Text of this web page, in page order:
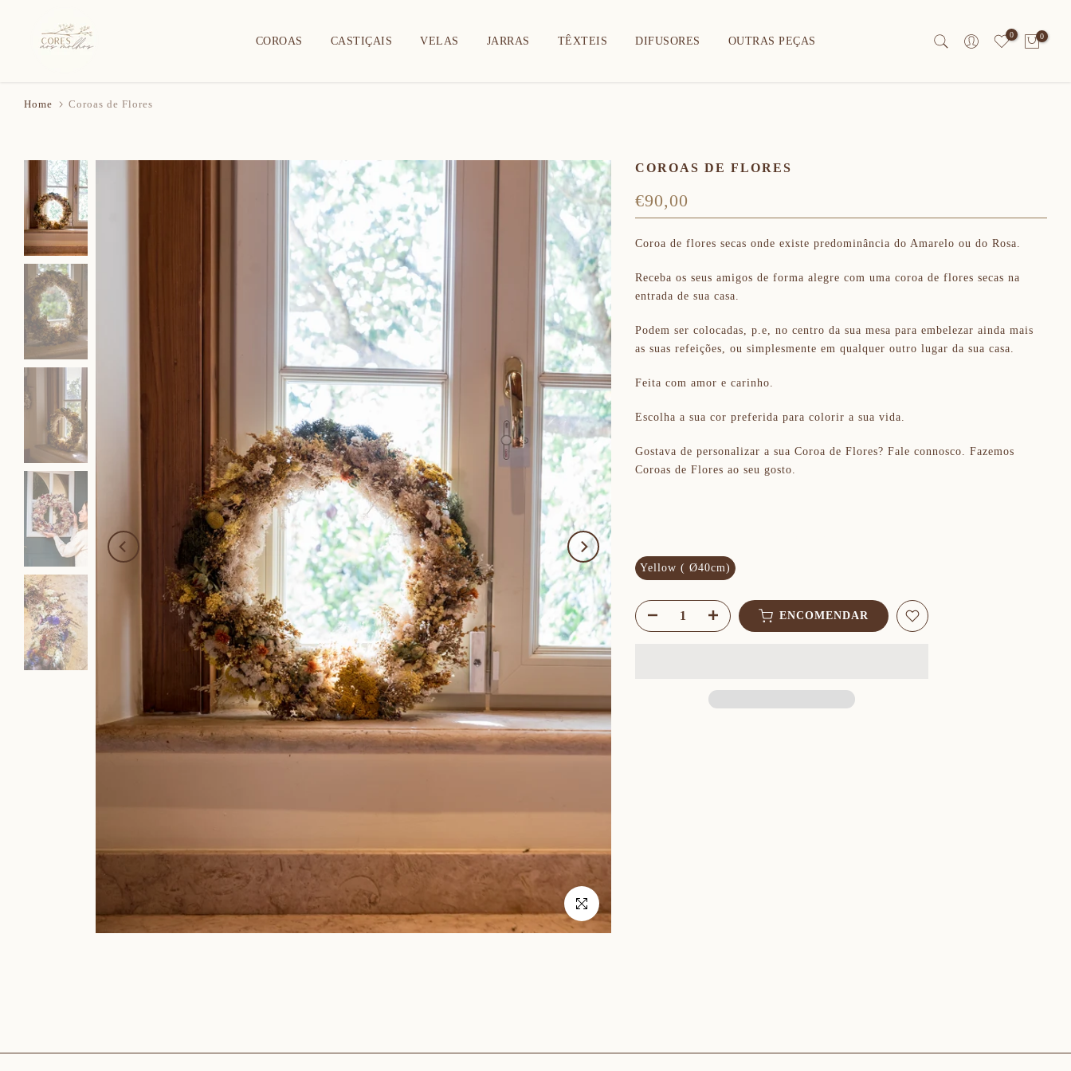
COROAS CASTIÇAIS VELAS JARRAS TÊXTEIS DIFUSORES OUTRAS PEÇAS
0 0
Home Coroas de Flores
Clique para aumentar
COROAS DE FLORES
€90,00
Coroa de flores secas onde existe predominância do Amarelo ou do Rosa.
Receba os seus amigos de forma alegre com uma coroa de flores secas na
entrada de sua casa.
Podem ser colocadas, p.e, no centro da sua mesa para embelezar ainda mais
as suas refeições, ou simplesmente em qualquer outro lugar da sua casa.
Feita com amor e carinho.
Escolha a sua cor preferida para colorir a sua vida.
Gostava de personalizar a sua Coroa de Flores? Fale connosco. Fazemos
Coroas de Flores ao seu gosto.
Yellow ( Ø40cm)
ENCOMENDAR